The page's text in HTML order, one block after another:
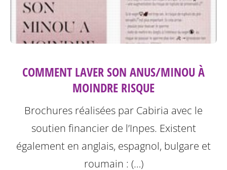
COMMENT LAVER SON ANUS/MINOU À
MOINDRE RISQUE
Brochures réalisées par Cabiria avec le
soutien financier de l’Inpes. Existent
également en anglais, espagnol, bulgare et
roumain : (…)